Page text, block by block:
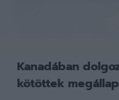
Kanadában
kötöttek